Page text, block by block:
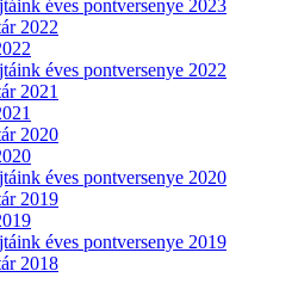
éves pontversenye 2023
2022
éves pontversenye 2022
2021
2020
éves pontversenye 2020
2019
éves pontversenye 2019
2018